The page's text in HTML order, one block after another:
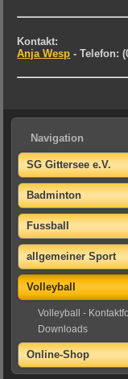
Kontakt:
Anja Wesp - Telefon:
Navigation
SG Gittersee e.V.
Badminton
Fussball
allgemeiner Sport
Volleyball
Volleyball -
Downloads
Online-Shop